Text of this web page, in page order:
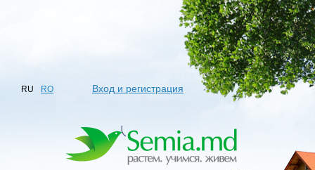
RU RO Вход и регистрация